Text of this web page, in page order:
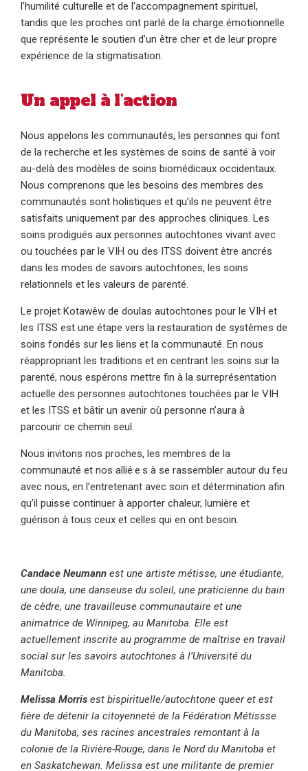
l’humilité culturelle et de l’accompagnement spirituel,
tandis que les proches ont parlé de la charge émotionnelle
que représente le soutien d’un être cher et de leur propre
expérience de la stigmatisation.
Un appel à l’action
Nous appelons les communautés, les personnes qui font
de la recherche et les systèmes de soins de santé à voir
au-delà des modèles de soins biomédicaux occidentaux.
Nous comprenons que les besoins des membres des
communautés sont holistiques et qu’ils ne peuvent être
satisfaits uniquement par des approches cliniques. Les
soins prodigués aux personnes autochtones vivant avec
ou touchées par le VIH ou des ITSS doivent être ancrés
dans les modes de savoirs autochtones, les soins
relationnels et les valeurs de parenté.
Le projet Kotawêw de doulas autochtones pour le VIH et
les ITSS est une étape vers la restauration de systèmes de
soins fondés sur les liens et la communauté. En nous
réappropriant les traditions et en centrant les soins sur la
parenté, nous espérons mettre fin à la surreprésentation
actuelle des personnes autochtones touchées par le VIH
et les ITSS et bâtir un avenir où personne n’aura à
parcourir ce chemin seul.
Nous invitons nos proches, les membres de la
communauté et nos allié·e·s à se rassembler autour du feu
avec nous, en l’entretenant avec soin et détermination afin
qu’il puisse continuer à apporter chaleur, lumière et
guérison à tous ceux et celles qui en ont besoin.
Candace Neumann est une artiste métisse, une étudiante,
une doula, une danseuse du soleil, une praticienne du bain
de cèdre, une travailleuse communautaire et une
animatrice de Winnipeg, au Manitoba. Elle est
actuellement inscrite au programme de maîtrise en travail
social sur les savoirs autochtones à l’Université du
Manitoba.
Melissa Morris est bispirituelle/autochtone queer et est
fière de détenir la citoyenneté de la Fédération Métissse
du Manitoba, ses racines ancestrales remontant à la
colonie de la Rivière-Rouge, dans le Nord du Manitoba et
en Saskatchewan. Melissa est une militante de premier